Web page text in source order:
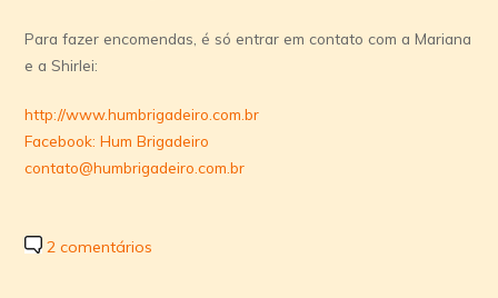
Para fazer encomendas, é só entrar em contato com a Mariana
e a Shirlei:
http://www.humbrigadeiro.com.br
Facebook: Hum Brigadeiro
contato@humbrigadeiro.com.br
2 comentários